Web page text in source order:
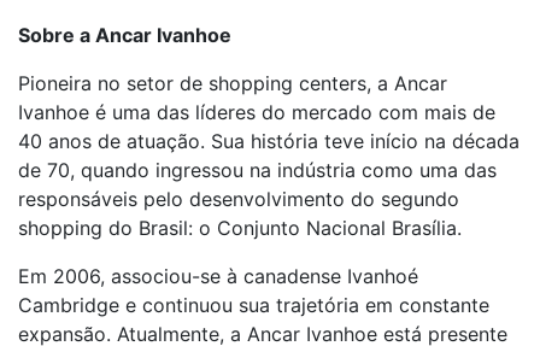
Sobre a Ancar Ivanhoe
Pioneira no setor de shopping centers, a Ancar
Ivanhoe é uma das líderes do mercado com mais de
40 anos de atuação. Sua história teve início na década
de 70, quando ingressou na indústria como uma das
responsáveis pelo desenvolvimento do segundo
shopping do Brasil: o Conjunto Nacional Brasília.
Em 2006, associou-se à canadense Ivanhoé
Cambridge e continuou sua trajetória em constante
expansão. Atualmente, a Ancar Ivanhoe está presente